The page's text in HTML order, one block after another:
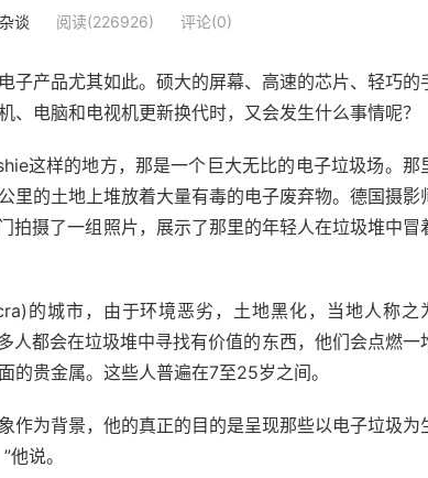
谈 阅读(226926) 评论(0)
子产品尤其如此。硕大的屏幕、高速的芯片、轻巧的
电脑和电视机更新换代时，又会发生什么事情呢？
这样的地方，那是一个巨大无比的电子垃圾场。那
里的土地上堆放着大量有毒的电子废弃物。德国摄影
拍摄了一组照片，展示了那里的年轻人在垃圾堆中冒
的城市，由于环境恶劣，土地黑化，当地人称之
人都会在垃圾堆中寻找有价值的东西，他们会点燃一
贵金属。这些人普遍在7至25岁之间。
作为背景，他的真正的目的是呈现那些以电子垃圾为
说。